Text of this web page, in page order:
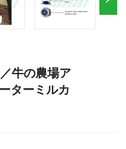
牛の農場ア
ターミルカ